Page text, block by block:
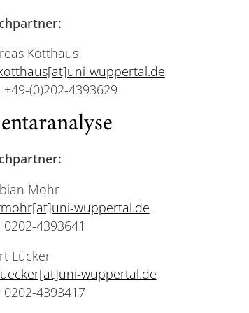
Kotthaus
wuppertal.de
+49-(0)202-4393629
Mohr
wuppertal.de
4393641
Lücker
wuppertal.de
0202-4393417